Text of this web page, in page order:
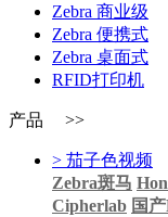
Zebra 商业级
Zebra 便携式
Zebra 桌面式
RFID打印机
产品 >>
> 茄子色视频
Zebra斑马
Cipherlab 国